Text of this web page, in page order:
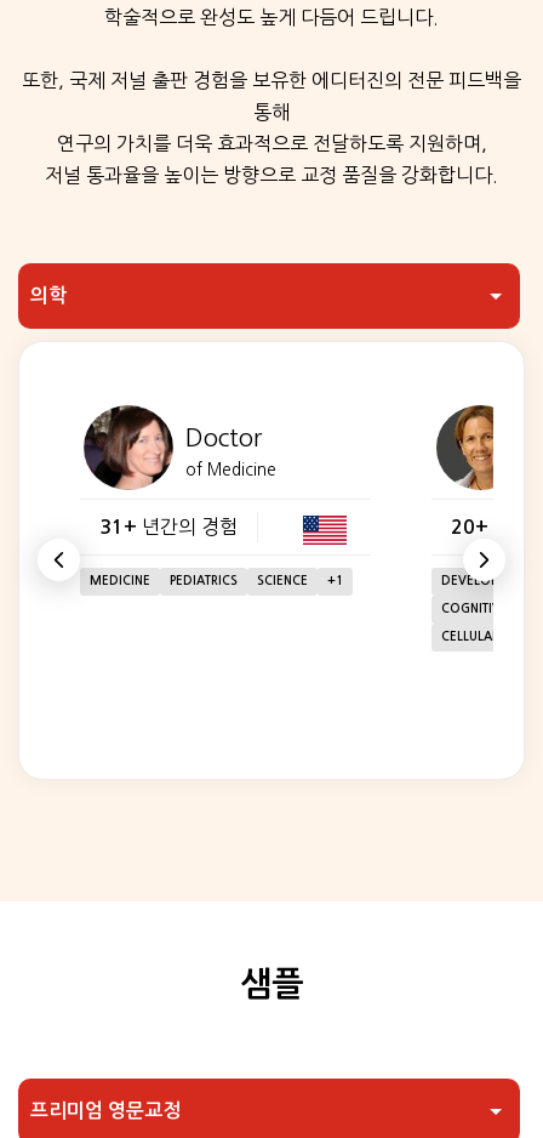
학술적으로 완성도 높게 다듬어 드립니다.
또한, 국제 저널 출판 경험을 보유한 에디터진의 전문 피드백을
통해
연구의 가치를 더욱 효과적으로 전달하도록 지원하며,
저널 통과율을 높이는 방향으로 교정 품질을 강화합니다.
Doctor
of Medicine
31+ 년간의 경험
MEDICINE PEDIATRICS SCIENCE +1
20+
COGNITIVE
CELLULAR
샘플